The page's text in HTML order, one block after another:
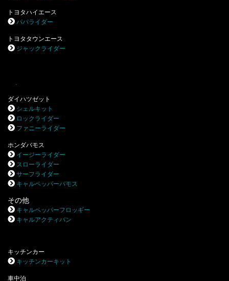
トヨタハイエース
パパライダー
トヨタタウンエース
ジャックライダー
.
ダイハツゼット
シェルキット
ロックライダー
ファニーライダー
ホンダバモス
イージーライダー
スローライダー
サーフライダー
キャルペッパーバモス
その他
キャルペッパーフロッギー
キャルアクティバン
キッチンカー
キッチンカーキット
車中泊